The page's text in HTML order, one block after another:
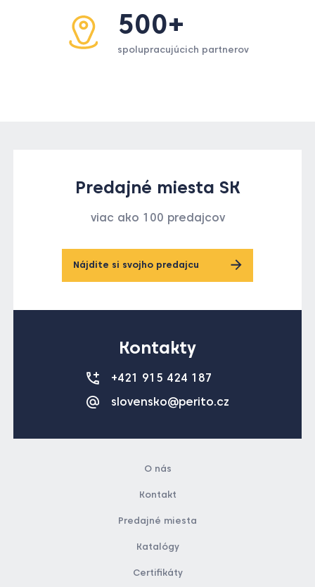
500+
spolupracujúcich partnerov
Predajné miesta SK
viac ako 100 predajcov
Nájdite si svojho predajcu
Kontakty
+421 915 424 187
slovensko@perito.cz
O nás
Kontakt
Predajné miesta
Katalógy
Certifikáty